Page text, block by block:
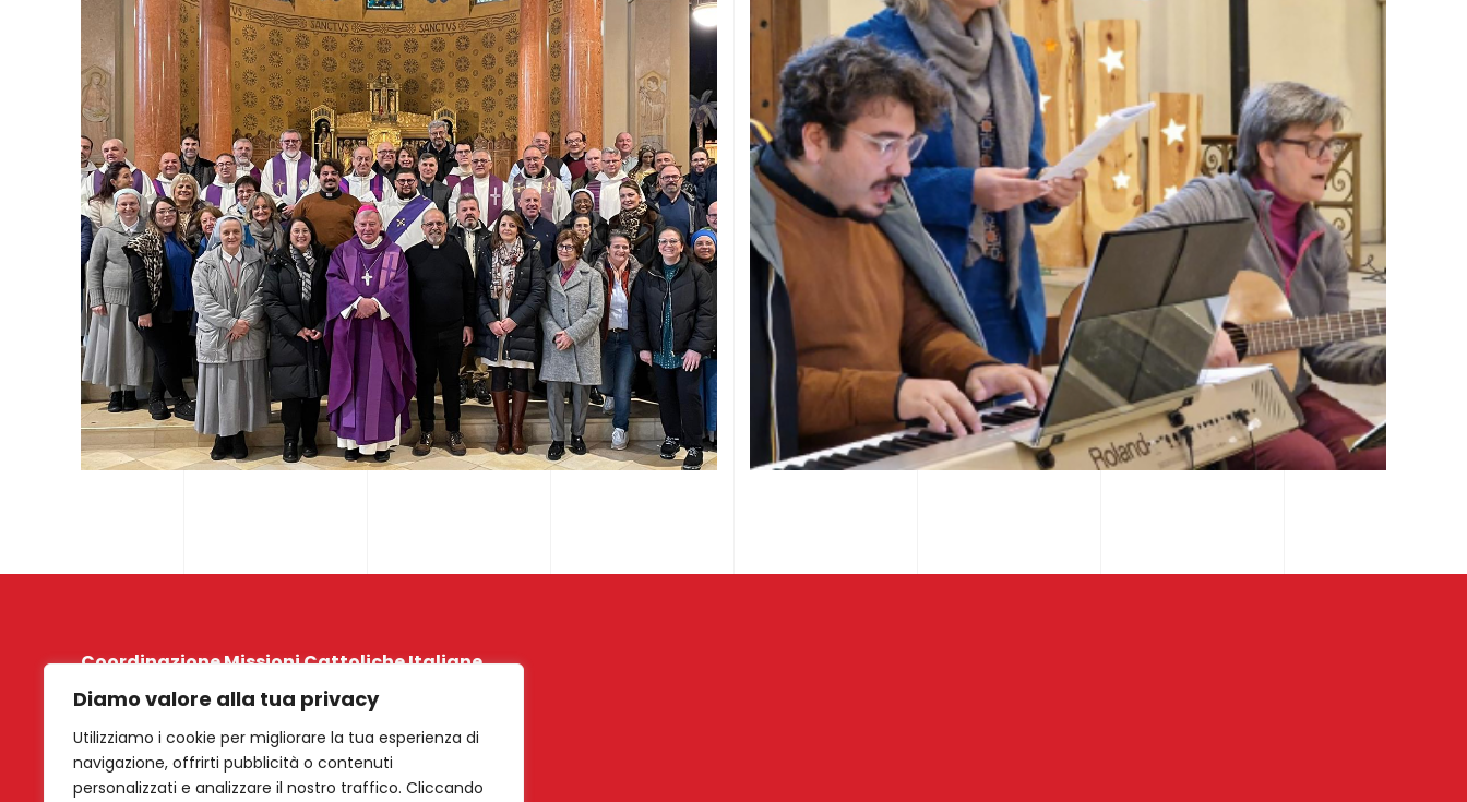
Diamo valore alla tua privacy
Utilizziamo i cookie per migliorare la tua esperienza di
navigazione, offrirti pubblicità o contenuti
personalizzati e analizzare il nostro traffico. Cliccando
View Fullscreen View Fullscreen
Coordinazione Missioni Cattoliche Italiane
Email:kontakt@nat-koord-ita.ch
Weystrasse 8 CH-6006 Luzern